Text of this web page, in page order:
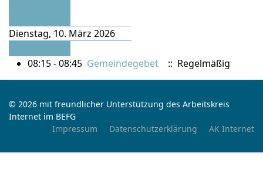
Dienstag, 10. März 2026
08:15 - 08:45 Gemeindegebet :: Regelmäßig
© 2026 mit freundlicher Unterstützung des Arbeitskreis
Internet im BEFG
Impressum
Datenschutzerklärung AK Internet